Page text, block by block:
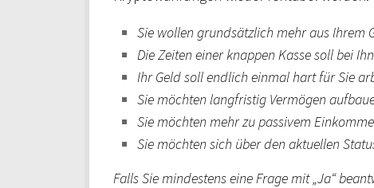
Sie wollen grundsätzlich mehr aus Ihrem
Die Zeiten einer knappen Kasse soll bei
Ihr Geld soll endlich einmal hart für Sie
Sie möchten langfristig Vermögen
Sie möchten mehr zu passivem
Sie möchten sich über den aktuellen
Falls Sie mindestens eine Frage mit „Ja“